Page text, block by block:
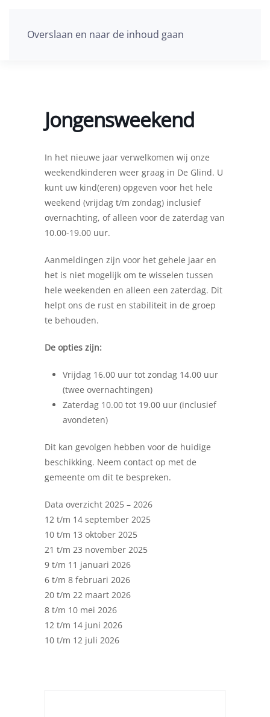
Overslaan en naar de inhoud gaan
Jongensweekend
In het nieuwe jaar verwelkomen wij onze
weekendkinderen weer graag in De Glind. U
kunt uw kind(eren) opgeven voor het hele
weekend (vrijdag t/m zondag) inclusief
overnachting, of alleen voor de zaterdag van
10.00-19.00 uur.
Aanmeldingen zijn voor het gehele jaar en
het is niet mogelijk om te wisselen tussen
hele weekenden en alleen een zaterdag. Dit
helpt ons de rust en stabiliteit in de groep
te behouden.
De opties zijn:
Vrijdag 16.00 uur tot zondag 14.00 uur
(twee overnachtingen)
Zaterdag 10.00 tot 19.00 uur (inclusief
avondeten)
Dit kan gevolgen hebben voor de huidige
beschikking. Neem contact op met de
gemeente om dit te bespreken.
Data overzicht 2025 – 2026
12 t/m 14 september 2025
10 t/m 13 oktober 2025
21 t/m 23 november 2025
9 t/m 11 januari 2026
6 t/m 8 februari 2026
20 t/m 22 maart 2026
8 t/m 10 mei 2026
12 t/m 14 juni 2026
10 t/m 12 juli 2026